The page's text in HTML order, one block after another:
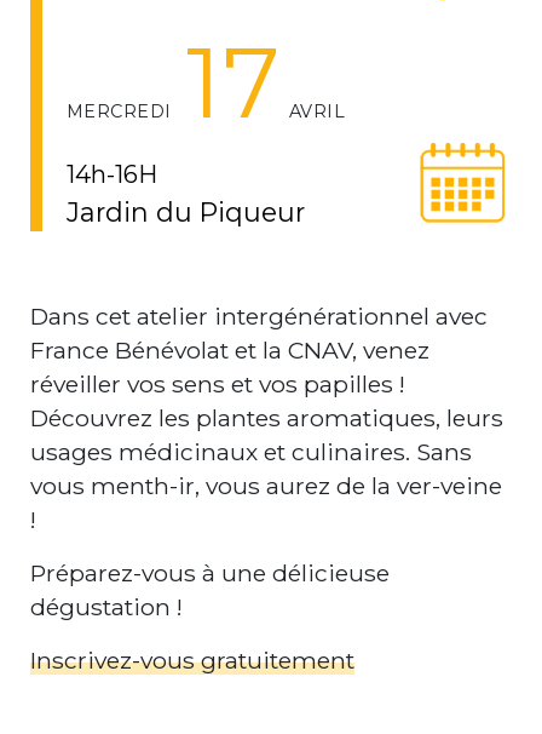
MERCREDI 17 AVRIL
14h-16H
Jardin du Piqueur
Dans cet atelier intergénérationnel avec
France Bénévolat et la CNAV, venez
réveiller vos sens et vos papilles !
Découvrez les plantes aromatiques, leurs
usages médicinaux et culinaires. Sans
vous menth-ir, vous aurez de la ver-veine
!
Préparez-vous à une délicieuse
dégustation !
Inscrivez-vous gratuitement